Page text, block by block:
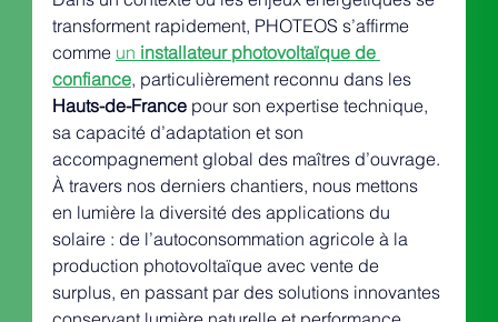
transforment rapidement, PHOTEOS s’affirme
comme un installateur photovoltaïque de
confiance, particulièrement reconnu dans les
Hauts-de-France pour son expertise technique,
sa capacité d’adaptation et son
accompagnement global des maîtres d’ouvrage.
À travers nos derniers chantiers, nous mettons
en lumière la diversité des applications du
solaire : de l’autoconsommation agricole à la
production photovoltaïque avec vente de
surplus, en passant par des solutions innovantes